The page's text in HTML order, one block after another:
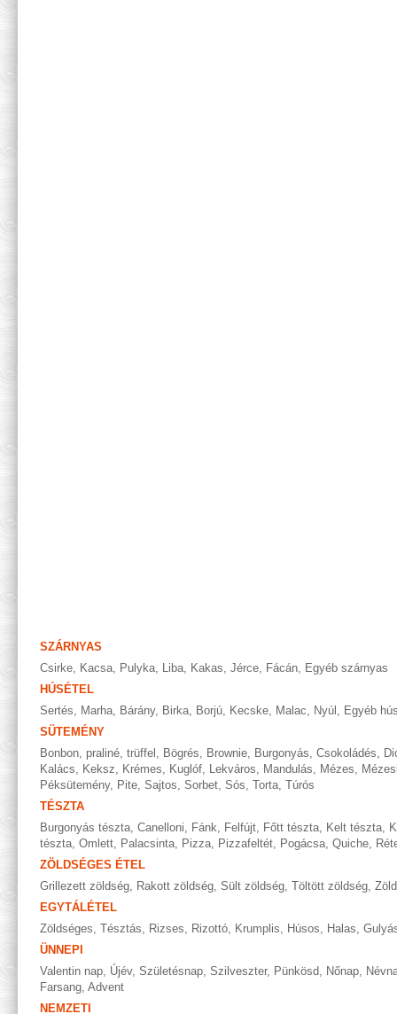
SZÁRNYAS
Csirke, Kacsa, Pulyka, Liba, Kakas, Jérce, Fácán, Egyéb szárnyas
HÚSÉTEL
Sertés, Marha, Bárány, Birka, Borjú, Kecske, Malac, Nyúl , Egyéb
SÜTEMÉNY
Bonbon, praliné, trüffel , Bögrés, Brownie, Burgonyás, Csokoládés,
Kalács, Keksz, Krémes, Kuglóf, Lekváros, Mandulás, Mézes,
Péksütemény, Pite, Sajtos, Sorbet, Sós, Torta, Túrós
TÉSZTA
Burgonyás tészta, Canelloni, Fánk, Felfújt, Főtt tészta, Kelt tészta,
tészta, Omlett, Palacsinta, Pizza, Pizzafeltét, Pogácsa, Quiche,
ZÖLDSÉGES ÉTEL
Grillezett zöldség, Rakott zöldség, Sült zöldség, Töltött zöldség,
EGYTÁLÉTEL
Zöldséges, Tésztás, Rizses, Rizottó, Krumplis, Húsos, Halas,
ÜNNEPI
Valentin nap, Újév, Születésnap, Szilveszter, Pünkösd, Nőnap,
Farsang, Advent
NEMZETI